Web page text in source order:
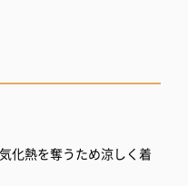
化熱を奪うため涼しく着